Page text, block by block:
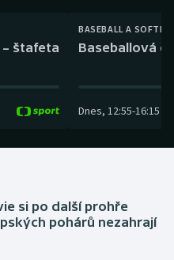
– štafeta
BASEBALL A
Baseballová
Dnes, 12:55-16:15
si po další prohře
pohárů nezahrají